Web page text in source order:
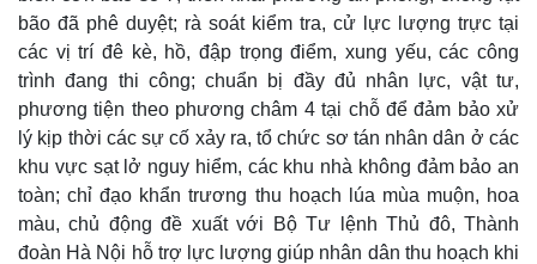
bão đã phê duyệt; rà soát kiểm tra, cử lực lượng trực tại
các vị trí đê kè, hồ, đập trọng điểm, xung yếu, các công
trình đang thi công; chuẩn bị đầy đủ nhân lực, vật tư,
phương tiện theo phương châm 4 tại chỗ để đảm bảo xử
lý kịp thời các sự cố xảy ra, tổ chức sơ tán nhân dân ở các
khu vực sạt lở nguy hiểm, các khu nhà không đảm bảo an
toàn; chỉ đạo khẩn trương thu hoạch lúa mùa muộn, hoa
màu, chủ động đề xuất với Bộ Tư lệnh Thủ đô, Thành
đoàn Hà Nội hỗ trợ lực lượng giúp nhân dân thu hoạch khi